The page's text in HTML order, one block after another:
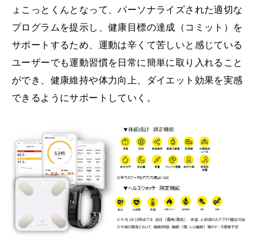
ょこっとくんとなって、パーソナライズされた適切な
プログラムを提示し、健康目標の達成（コミット）を
サポートするため、運動は辛くて苦しいと感じている
ユーザーでも運動習慣を日常に簡単に取り入れること
ができ、健康維持や体力向上、ダイエット効果を実感
できるようにサポートしていく。